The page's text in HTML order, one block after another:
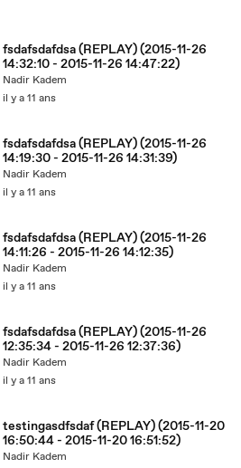
fsdafsdafdsa (REPLAY) (2015-11-26
14:32:10 - 2015-11-26 14:47:22)
Nadir Kadem
il y a 11 ans
fsdafsdafdsa (REPLAY) (2015-11-26
14:19:30 - 2015-11-26 14:31:39)
Nadir Kadem
il y a 11 ans
fsdafsdafdsa (REPLAY) (2015-11-26
14:11:26 - 2015-11-26 14:12:35)
Nadir Kadem
il y a 11 ans
fsdafsdafdsa (REPLAY) (2015-11-26
12:35:34 - 2015-11-26 12:37:36)
Nadir Kadem
il y a 11 ans
testingasdfsdaf (REPLAY) (2015-11-20
16:50:44 - 2015-11-20 16:51:52)
Nadir Kadem